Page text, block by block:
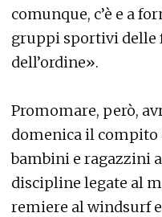
comunque, c’è e a
gruppi sportivi delle
dell’ordine».
Promomare, però,
domenica il
bambini e ragazzini
discipline legate al
remiere al windsurf